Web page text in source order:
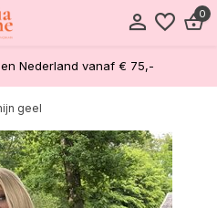
0
Nederland vanaf € 75,-
geel